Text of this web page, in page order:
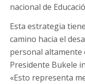
nacional de
Esta estrategia
camino hacia el
personal altamente
Presidente Bukele
«Esto representa